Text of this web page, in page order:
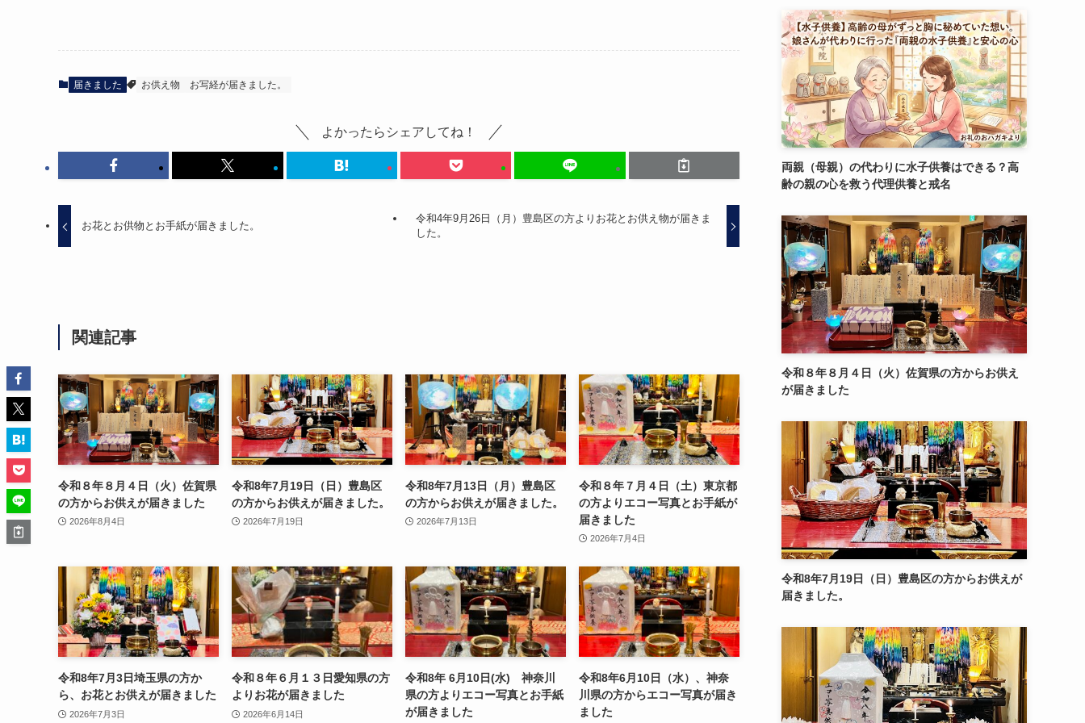
届きました お供え物 お写経が届きました。
よかったらシェアしてね！
お花とお供物とお手紙が届きました。
令和4年9月26日（月）豊島区の方よりお花とお供え物が届きま
した。
関連記事
令和８年８月４日（火）佐賀県
の方からお供えが届きました
2026年8月4日
令和8年7月19日（日）豊島区
の方からお供えが届きました。
2026年7月19日
令和8年7月13日（月）豊島区
の方からお供えが届きました。
2026年7月13日
令和８年７月４日（土）東京都
の方よりエコー写真とお手紙が
届きました
2026年7月4日
令和8年7月3日埼玉県の方か
ら、お花とお供えが届きました
2026年7月3日
令和８年６月１３日愛知県の方
よりお花が届きました
2026年6月14日
令和8年 6月10日(水) 神奈川
県の方よりエコー写真とお手紙
が届きました
令和8年6月10日（水）、神奈
川県の方からエコー写真が届き
ました
両親（母親）の代わりに水子供養はできる？高
齢の親の心を救う代理供養と戒名
令和８年８月４日（火）佐賀県の方からお供え
が届きました
令和8年7月19日（日）豊島区の方からお供えが
届きました。